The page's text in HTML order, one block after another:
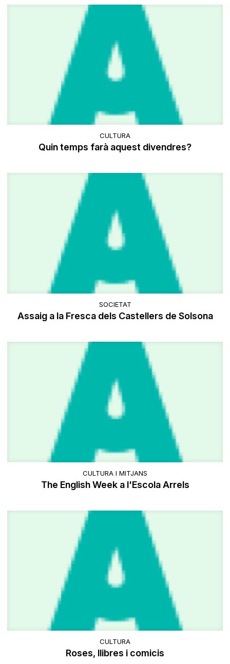
CULTURA
Quin temps farà aquest divendres?
SOCIETAT
Assaig a la Fresca dels Castellers de Solsona
CULTURA I MITJANS
The English Week a l'Escola Arrels
CULTURA
Roses, llibres i comicis